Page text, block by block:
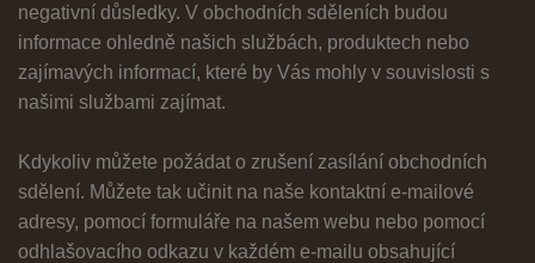
negativní důsledky. V obchodních sděleních budou
informace ohledně našich službách, produktech nebo
zajímavých informací, které by Vás mohly v souvislosti s
našimi službami zajímat.
Kdykoliv můžete požádat o zrušení zasílání obchodních
sdělení. Můžete tak učinit na naše kontaktní e-mailové
adresy, pomocí formuláře na našem webu nebo pomocí
odhlašovacího odkazu v každém e-mailu obsahující